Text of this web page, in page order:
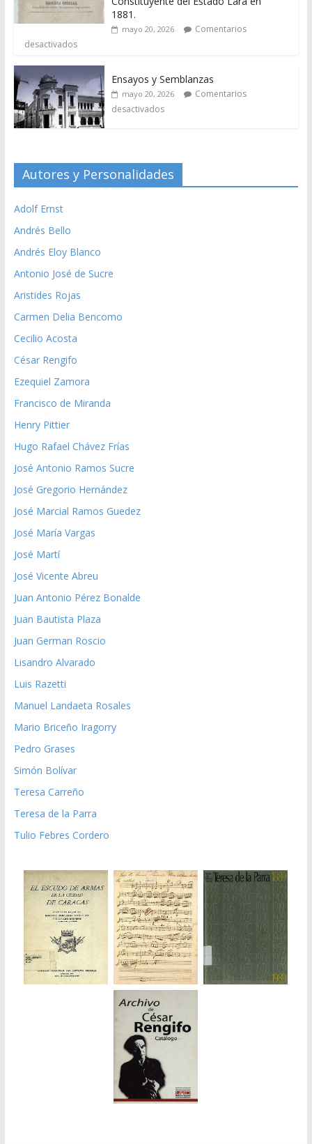
1881.
mayo 20, 2026
Comentarios
desactivados
Ensayos y Semblanzas
mayo 20, 2026
Comentarios
desactivados
Autores y Personalidades
Adolf Ernst
Andrés Bello
Andrés Eloy Blanco
Antonio José de Sucre
Aristides Rojas
Carmen Delia Bencomo
Cecilio Acosta
César Rengifo
Ezequiel Zamora
Francisco de Miranda
Henry Pittier
Hugo Rafael Chávez Frías
José Antonio Ramos Sucre
José Gregorio Hernández
José Marcial Ramos Guedez
José María Vargas
José Martí
José Vicente Abreu
Juan Antonio Pérez Bonalde
Juan Bautista Plaza
Juan German Roscio
Lisandro Alvarado
Luis Razetti
Manuel Landaeta Rosales
Mario Briceño Iragorry
Pedro Grases
Simón Bolívar
Teresa Carreño
Teresa de la Parra
Tulio Febres Cordero